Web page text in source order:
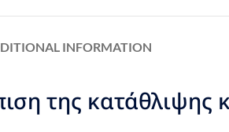
INFORMATION
της κατάθλιψης